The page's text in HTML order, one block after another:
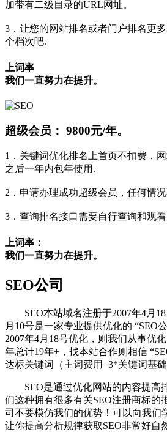
加带有二级目录的URL网址。
3．让您的网站排名或者门户排名更
个档次吧.
上词率
我们一直努力在提升。
超级会员： 9800元/年。
1．关键词优化排名上首页不扣费，
之后一年内包年使用.
2．申请办理成功超级会员，任何情
3．查询排名接口需要自行查询和观看
上词率：
我们一直努力在提升。
SEO公司
SEO本站域名注册于2007年4月
月10号是一家专业提供优化的 “SEO
2007年4月18号优化，则我们从事优
年总计19年+，找本站合作则相信
达标关键词（主词费用=3*关键词基础
SEO是通过优化网站的内容提高
们这种拥有很多有关SEO注册商标的
司不要模仿我们的优势！可以向我们
让你提高分析规律获取SEO非常好自